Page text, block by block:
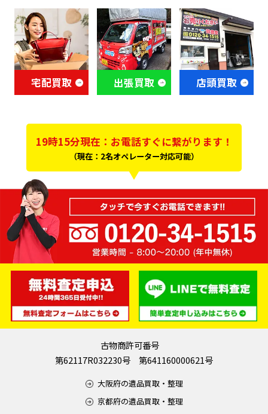
宅配買取 出張買取 店頭買取
19時15分現在：お電話すぐに繋がります！
（現在：2名オペレーター対応可能）
古物商許可番号
第62117R032230号 第641160000621号
大阪府の遺品買取・整理
京都府の遺品買取・整理